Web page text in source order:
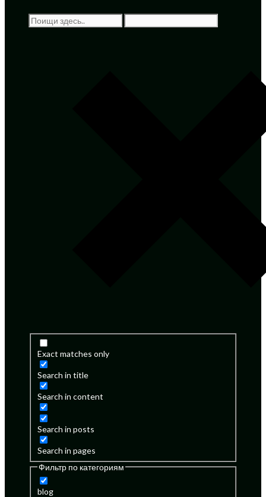
Exact matches only
Search in title
Search in content
Search in posts
Search in pages
Фильтр по категориям
blog